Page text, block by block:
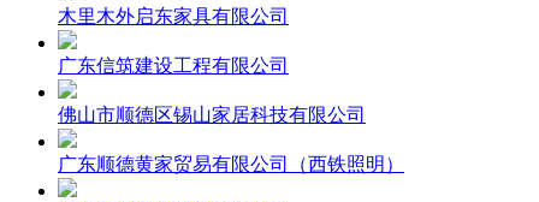
木里木外启东家具有限公司
广东信筑建设工程有限公司
佛山市顺德区锡山家居科技有限公司
广东顺德黄家贸易有限公司（西铁照明）